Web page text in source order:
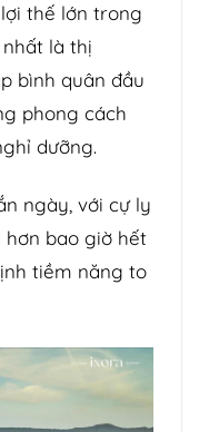
thế lớn trong
là thị
bình quân đầu
phong cách
dưỡng.
ngày, với cự ly
bao giờ hết
tiềm năng to